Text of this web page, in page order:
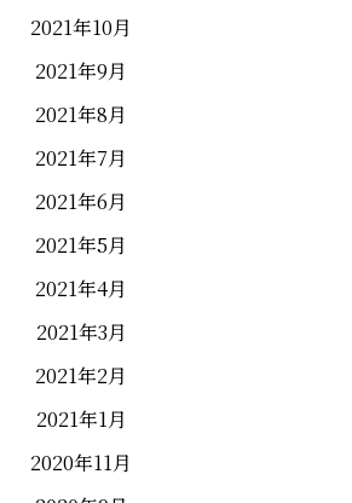
2021年10月
2021年9月
2021年8月
2021年7月
2021年6月
2021年5月
2021年4月
2021年3月
2021年2月
2021年1月
2020年11月